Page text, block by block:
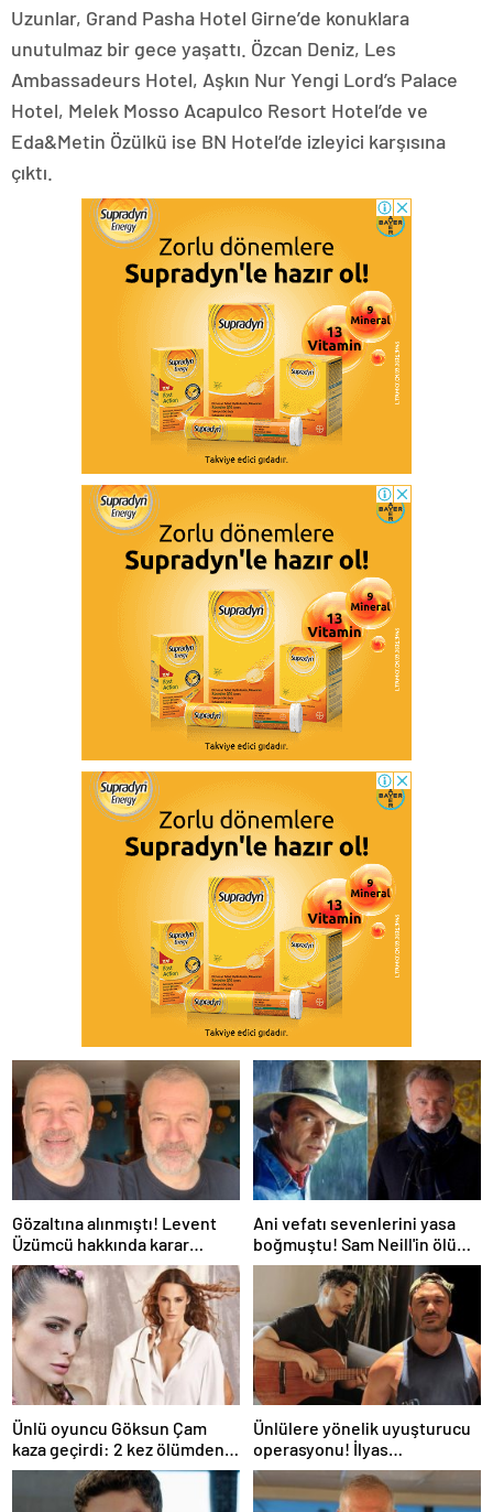
Uzunlar, Grand Pasha Hotel Girne’de konuklara
unutulmaz bir gece yaşattı. Özcan Deniz, Les
Ambassadeurs Hotel, Aşkın Nur Yengi Lord’s Palace
Hotel, Melek Mosso Acapulco Resort Hotel’de ve
Eda&Metin Özülkü ise BN Hotel’de izleyici karşısına
çıktı.
Gözaltına alınmıştı! Levent
Üzümcü hakkında karar
verildi
Ani vefatı sevenlerini yasa
boğmuştu! Sam Neill'in ölüm
nedeni belli oldu
Ünlü oyuncu Göksun Çam
kaza geçirdi: 2 kez ölümden
döndüm
Ünlülere yönelik uyuşturucu
operasyonu! İlyas
Yalçıntaş'tan ilk açıklama